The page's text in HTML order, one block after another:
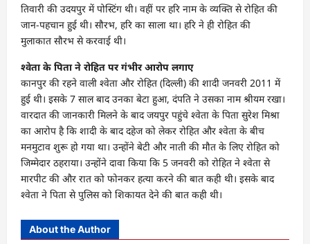
तिवारी की उदयपुर में पोस्टिंग थी। वहीं पर हरि नाम के व्यक्ति से रोहित की
जान-पहचान हुई थी। सौरभ, हरि का साला था। हरि ने ही रोहित की
मुलाकात सौरभ से करवाई थी।
श्वेता के पिता ने रोहित पर गंभीर आरोप लगाए
कानपुर की रहने वाली श्वेता और रोहित (दिल्ली) की शादी जनवरी 2011 में
हुई थी। इसके 7 साल बाद उनका बेटा हुआ, दंपति ने उसका नाम श्रीयम रखा।
वारदात की जानकारी मिलने के बाद जयपुर पहुंचे श्वेता के पिता सुरेश मिश्रा
का आरोप है कि शादी के बाद दहेज को लेकर रोहित और श्वेता के बीच
मनमुटाव शुरू हो गया था। उन्होंने बेटी और नाती की मौत के लिए रोहित को
जिम्मेदार ठहराया। उन्होंने दावा किया कि 5 जनवरी को रोहित ने श्वेता से
मारपीट की और रात को फोनकर हत्या करने की बात कही थी। इसके बाद
श्वेता ने पिता से पुलिस को शिकायत देने की बात कही थी।
About the Author